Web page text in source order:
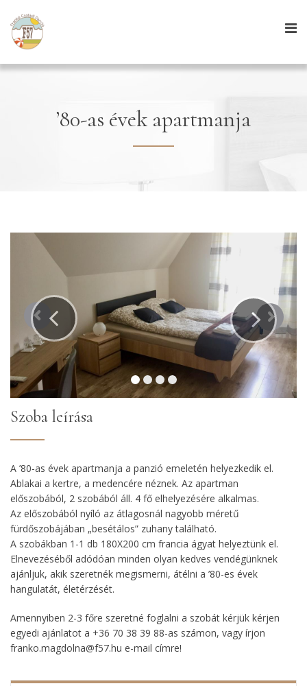
’80-as évek apartmanja
Szoba leírása
A ’80-as évek apartmanja a panzió emeletén helyezkedik el.
Ablakai a kertre, a medencére néznek. Az apartman
előszobából, 2 szobából áll. 4 fő elhelyezésére alkalmas.
Az előszobából nyíló az átlagosnál nagyobb méretű
fürdőszobájában „besétálos” zuhany található.
A szobákban 1-1 db 180X200 cm francia ágyat helyeztünk el.
Elnevezéséből adódóan minden olyan kedves vendégünknek
ajánljuk, akik szeretnék megismerni, átélni a ’80-es évek
hangulatát, életérzését.
Amennyiben 2-3 főre szeretné foglalni a szobát kérjük kérjen
egyedi ajánlatot a +36 70 38 39 88-as számon, vagy írjon
franko.magdolna@f57.hu e-mail címre!